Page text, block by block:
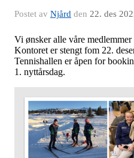
Postet av Njård den 22. des
Vi ønsker alle våre
Kontoret er stengt fom 22.
Tennishallen er åpen for
1. nyttårsdag.